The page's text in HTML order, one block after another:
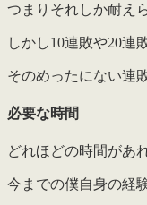
つまりそれしか耐え
しかし10連敗や20連
そのめったにない連
必要な時間
どれほどの時間があ
今までの僕自身の経